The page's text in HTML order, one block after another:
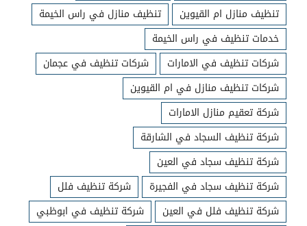
تنظيف منازل ام القيوين
تنظيف منازل في راس الخيمة
خدمات تنظيف في راس الخيمة
شركات تنظيف في الامارات
شركات تنظيف في عجمان
شركات تنظيف منازل في ام القيوين
شركة تعقيم منازل الامارات
شركة تنظيف السجاد في الشارقة
شركة تنظيف سجاد في العين
شركة تنظيف سجاد في الفجيرة
شركة تنظيف فلل
شركة تنظيف فلل في العين
شركة تنظيف في ابوظبي